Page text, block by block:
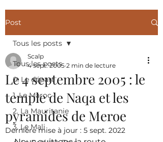
Post
Tous les posts
0. Le départ
1. Le Maroc
2. La Mauritanie
3. Le Mali
Tous les posts
Le 4 septembre 2005 : le
temple de Naqa et les
pyramides de Meroe
Scalp
4 sept. 2005 2 min de lecture
Dernière mise à jour : 5 sept. 2022